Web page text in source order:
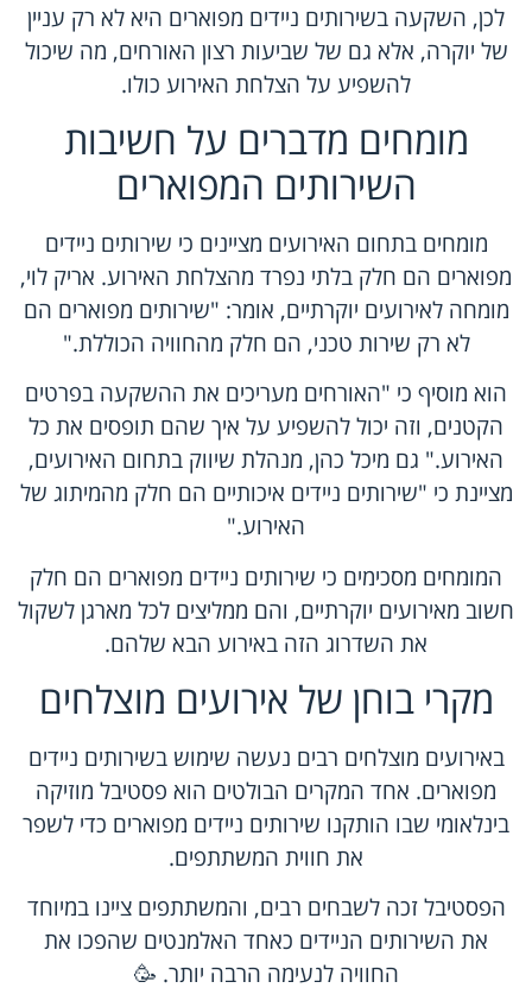
לכן, השקעה בשירותים ניידים מפוארים היא לא רק עניין
של יוקרה, אלא גם של שביעות רצון האורחים, מה שיכול
להשפיע על הצלחת האירוע כולו.
מומחים מדברים על חשיבות
השירותים המפוארים
מומחים בתחום האירועים מציינים כי שירותים ניידים
מפוארים הם חלק בלתי נפרד מהצלחת האירוע. אריק לוי,
מומחה לאירועים יוקרתיים, אומר: "שירותים מפוארים הם
לא רק שירות טכני, הם חלק מהחוויה הכוללת."
הוא מוסיף כי "האורחים מעריכים את ההשקעה בפרטים
הקטנים, וזה יכול להשפיע על איך שהם תופסים את כל
האירוע." גם מיכל כהן, מנהלת שיווק בתחום האירועים,
מציינת כי "שירותים ניידים איכותיים הם חלק מהמיתוג של
האירוע."
המומחים מסכימים כי שירותים ניידים מפוארים הם חלק
חשוב מאירועים יוקרתיים, והם ממליצים לכל מארגן לשקול
את השדרוג הזה באירוע הבא שלהם.
מקרי בוחן של אירועים מוצלחים
באירועים מוצלחים רבים נעשה שימוש בשירותים ניידים
מפוארים. אחד המקרים הבולטים הוא פסטיבל מוזיקה
בינלאומי שבו הותקנו שירותים ניידים מפוארים כדי לשפר
את חווית המשתתפים.
הפסטיבל זכה לשבחים רבים, והמשתתפים ציינו במיוחד
את השירותים הניידים כאחד האלמנטים שהפכו את
החוויה לנעימה הרבה יותר. 🥳